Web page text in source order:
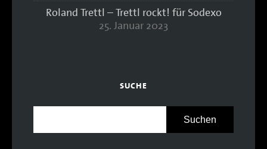
Roland Trettl – Trettl rockt! für Sodexo
25. Januar 2023
SUCHE